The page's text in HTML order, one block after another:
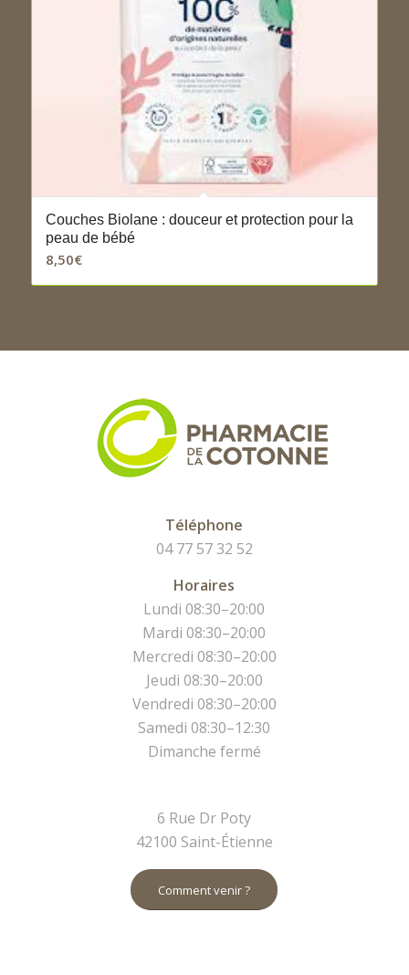
Couches Biolane : douceur et protection pour la
peau de bébé
8,50€
Téléphone
04 77 57 32 52
Horaires
Lundi 08:30–20:00
Mardi 08:30–20:00
Mercredi 08:30–20:00
Jeudi 08:30–20:00
Vendredi 08:30–20:00
Samedi 08:30–12:30
Dimanche fermé
6 Rue Dr Poty
42100 Saint-Étienne
Comment venir ?